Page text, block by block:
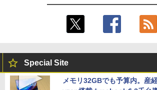
Special Site
メモリ32GBでも予算内。産